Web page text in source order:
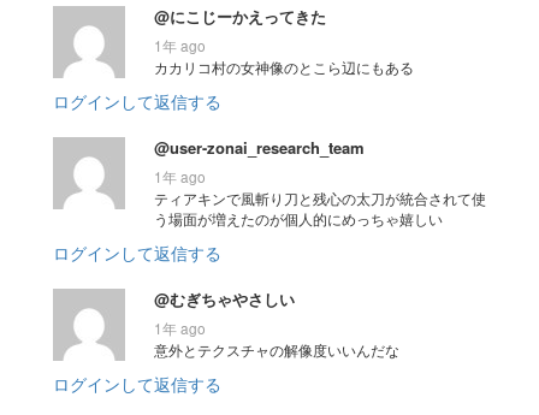
@にこじーかえってきた
1年 ago
カカリコ村の女神像のとこら辺にもある
ログインして返信する
@user-zonai_research_team
1年 ago
ティアキンで風斬り刀と残心の太刀が統合されて使
う場面が増えたのが個人的にめっちゃ嬉しい
ログインして返信する
@むぎちゃやさしい
1年 ago
意外とテクスチャの解像度いいんだな
ログインして返信する